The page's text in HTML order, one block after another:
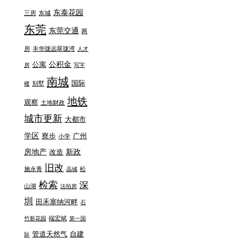
三房 东城 东泰花园
东莞 东莞交通 两
房 丰华珑远翠珑湾 人才
房 公寓 公积金 写字
楼 别墅 南城 国际
观察 土地财政 地铁
城市更新 大都市
学区 寮步 小学 广州
房地产 改造 新政
施永青 旧改 晶城 松
山湖 检索 法拍房 深
圳
田禾塞纳河畔 石
竹新花园 端宏斌 第一国
际 管道天然气 自建